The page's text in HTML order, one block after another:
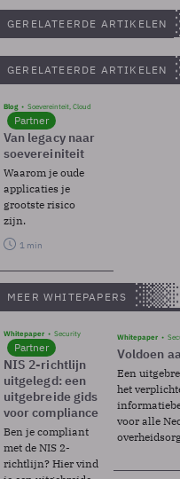
GERELATEERDE ARTIKELEN
GERELATEERDE ARTIKELEN
Blog Soevereinteit, Cloud
Partner
Van legacy naar
soevereiniteit
Waarom je oude
applicaties je
grootste risico
zijn.
1 min
MEER WHITEPAPERS
Whitepaper Security
Partner
NIS 2-richtlijn
uitgelegd: een
uitgebreide gids
voor compliance
Ben je compliant
met de NIS 2-
richtlijn? Hier vind
Whitepaper
Voldoen
Een
het
voor alle